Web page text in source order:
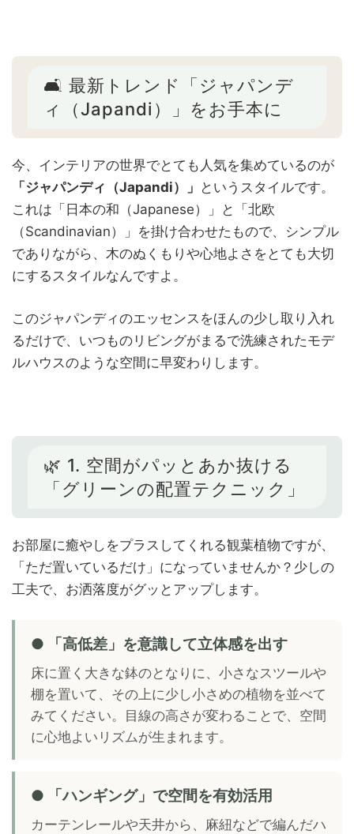
🛋️ 最新トレンド「ジャパンデ
ィ（Japandi）」をお手本に
今、インテリアの世界でとても人気を集めているのが
「ジャパンディ（Japandi）」 というスタイルです。
これは「日本の和（Japanese）」と「北欧
（Scandinavian）」を掛け合わせたもので、シンプル
でありながら、木のぬくもりや心地よさをとても大切
にするスタイルなんですよ。
このジャパンディのエッセンスをほんの少し取り入れ
るだけで、いつものリビングがまるで洗練されたモデ
ルハウスのような空間に早変わりします。
🌿 1. 空間がパッとあか抜ける
「グリーンの配置テクニック」
お部屋に癒やしをプラスしてくれる観葉植物ですが、
「ただ置いているだけ」になっていませんか？少しの
工夫で、お洒落度がグッとアップします。
● 「高低差」を意識して立体感を出す
床に置く大きな鉢のとなりに、小さなスツールや
棚を置いて、その上に少し小さめの植物を並べて
みてください。目線の高さが変わることで、空間
に心地よいリズムが生まれます。
● 「ハンギング」で空間を有効活用
カーテンレールや天井から、麻紐などで編んだハ